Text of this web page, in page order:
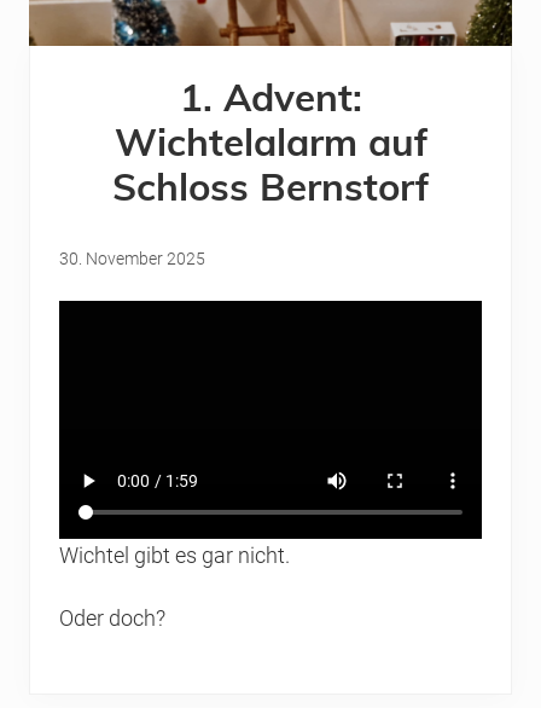
1. Advent:
Wichtelalarm auf
Schloss Bernstorf
30. November 2025
Wichtel gibt es gar nicht.
Oder doch?